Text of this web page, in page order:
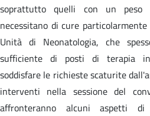
soprattutto quelli con un peso
necessitano di cure
Unità di Neonatologia, che
sufficiente di posti di terapia
soddisfare le richieste scaturite
interventi nella sessione del
affronteranno alcuni aspetti